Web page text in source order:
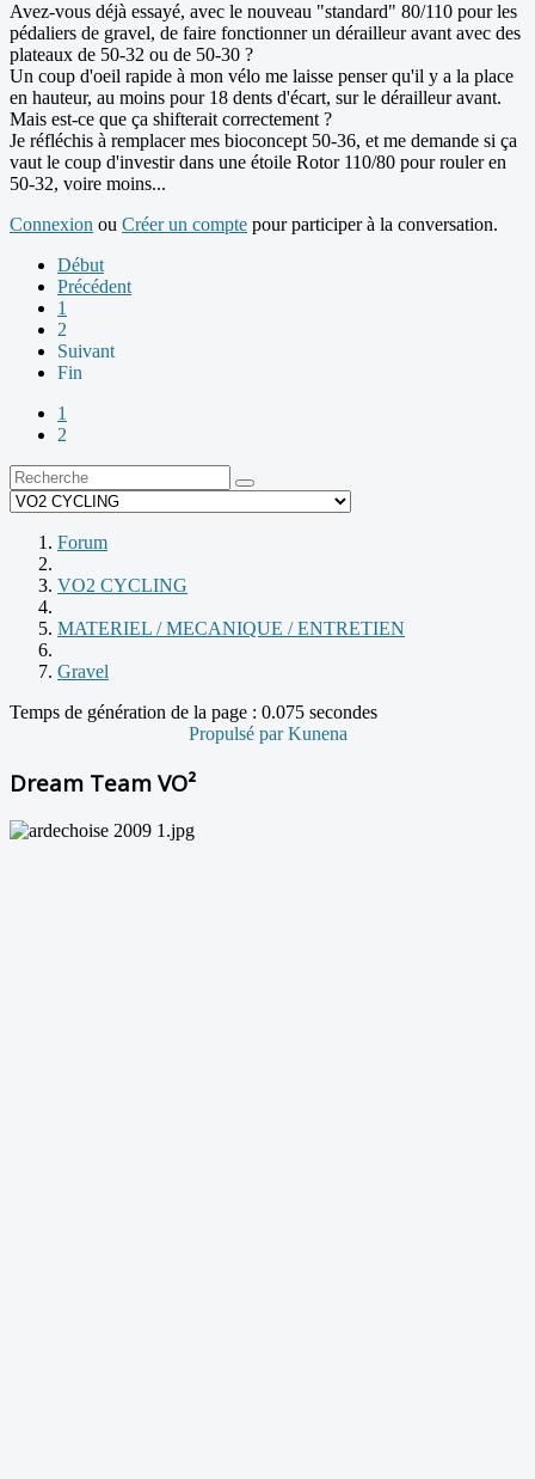
Avez-vous déjà essayé, avec le nouveau "standard" 80/110 pour les
pédaliers de gravel, de faire fonctionner un dérailleur avant avec des
plateaux de 50-32 ou de 50-30 ?
Un coup d'oeil rapide à mon vélo me laisse penser qu'il y a la place
en hauteur, au moins pour 18 dents d'écart, sur le dérailleur avant.
Mais est-ce que ça shifterait correctement ?
Je réfléchis à remplacer mes bioconcept 50-36, et me demande si ça
vaut le coup d'investir dans une étoile Rotor 110/80 pour rouler en
50-32, voire moins...
Connexion ou Créer un compte pour participer à la conversation.
Début
Précédent
1
2
Suivant
Fin
1
2
Forum
VO2 CYCLING
MATERIEL / MECANIQUE / ENTRETIEN
Gravel
Temps de génération de la page : 0.075 secondes
Propulsé parKunena
Dream Team VO²